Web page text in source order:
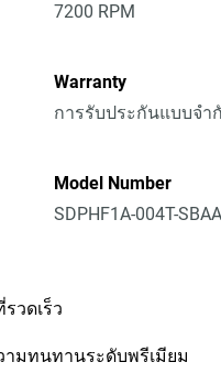
7200 RPM
Warranty
การรับประกันแบบจำ
Model Number
SDPHF1A-004T-
วดเร็ว
มทนทานระดับพรีเมียม